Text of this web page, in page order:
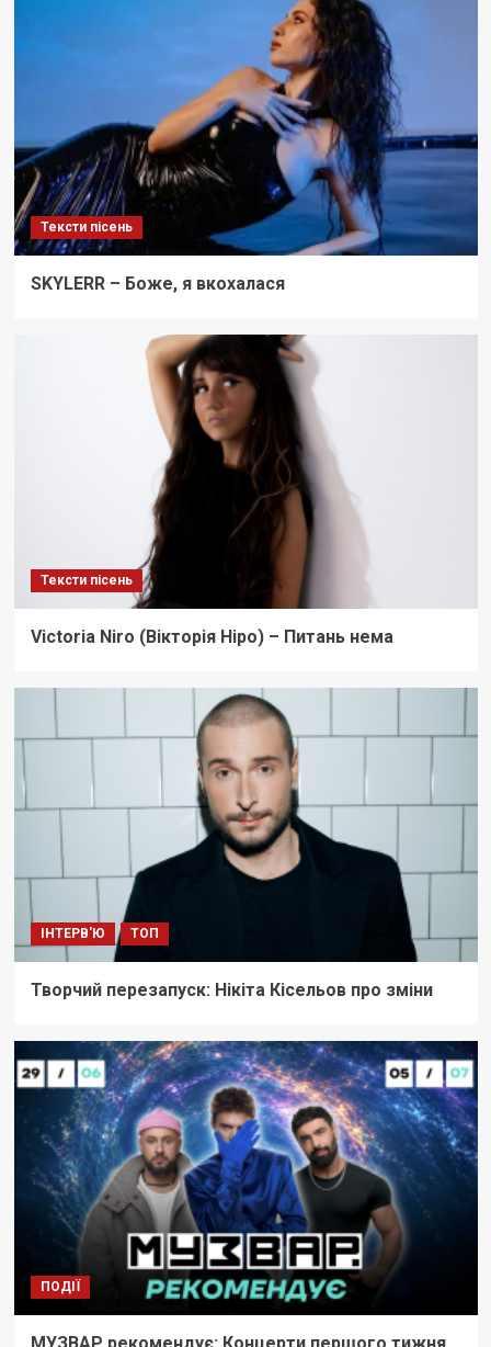
Тексти пісень
SKYLERR – Боже, я вкохалася
Тексти пісень
Victoria Niro (Вікторія Ніро) – Питань нема
ІНТЕРВ'Ю ТОП
Творчий перезапуск: Нікіта Кісельов про зміни
ПОДІЇ